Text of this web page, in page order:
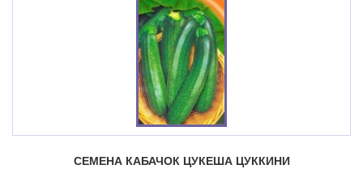
СЕМЕНА КАБАЧОК ЦУКЕША ЦУККИНИ